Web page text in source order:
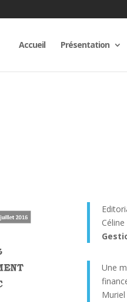
Accueil Présentation
Une
Muriel